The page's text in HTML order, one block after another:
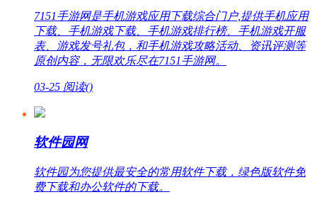
7151手游网是手机游戏应用下载综合门户,提供手机应用
下载、手机游戏下载、手机游戏排行榜、手机游戏开服
表、游戏发号礼包，和手机游戏攻略活动、资讯评测等
原创内容，无限欢乐尽在7151手游网。
03-25 阅读()
软件园网
软件园为您提供最安全的常用软件下载，绿色版软件免
费下载和办公软件的下载。